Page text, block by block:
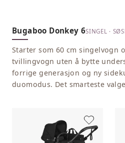
Bugaboo Donkey 6SINGEL ·
Starter som 60 cm singelvogn
tvillingvogn uten å bytte
forrige generasjon og ny
duomodus. Det smarteste